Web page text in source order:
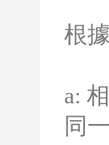
根
a:
同